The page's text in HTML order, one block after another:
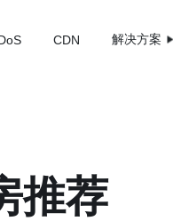
CDN 解决方案
推荐